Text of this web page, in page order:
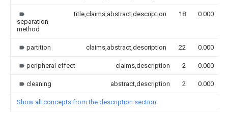
separation
method
title,claims,abstract,description 18 0.000
partition claims,abstract,description 22 0.000
peripheral effect claims,description 2 0.000
cleaning abstract,description 2 0.000
Show all concepts from the description section